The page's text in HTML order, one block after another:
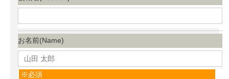
お名前(Name)
必須